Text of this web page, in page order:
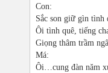
Con:
Sắc son giữ gìn tình
Ôi tình quê, tiếng
Giọng thâm trầm
Má:
Ôi…cung đàn năm